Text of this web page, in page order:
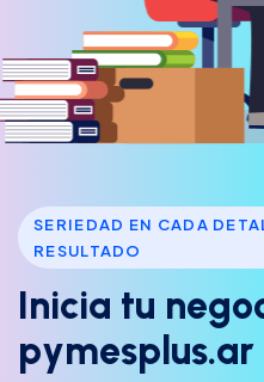
SERIEDAD EN CADA
RESULTADO
Inicia tu nego
pymesp us.ar